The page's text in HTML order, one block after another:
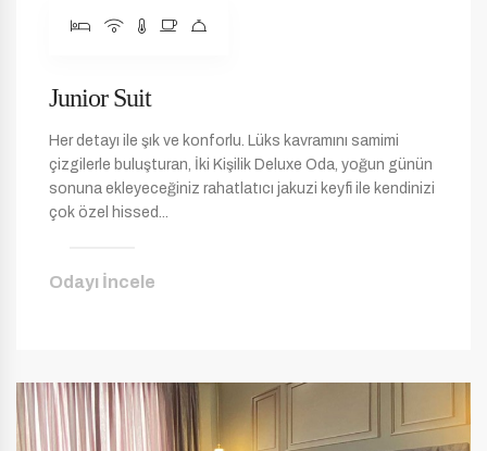
Junior Suit
Her detayı ile şık ve konforlu. Lüks kavramını samimi
çizgilerle buluşturan, İki Kişilik Deluxe Oda, yoğun günün
sonuna ekleyeceğiniz rahatlatıcı jakuzi keyfi ile kendinizi
çok özel hissed...
Odayı İncele